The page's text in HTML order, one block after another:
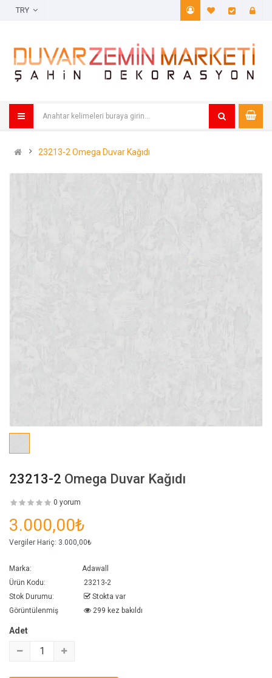
A. Listem
23213-2 Omega Duvar Kağıdı
23213-2 Omega Duvar Kağıdı
0 yorum
3.000,00₺
Vergiler Hariç: 3.000,00₺
Marka:
Adawall
Ürün Kodu:
23213-2
Stok Durumu:
Stokta var
Görüntülenmiş
299 kez bakıldı
Adet